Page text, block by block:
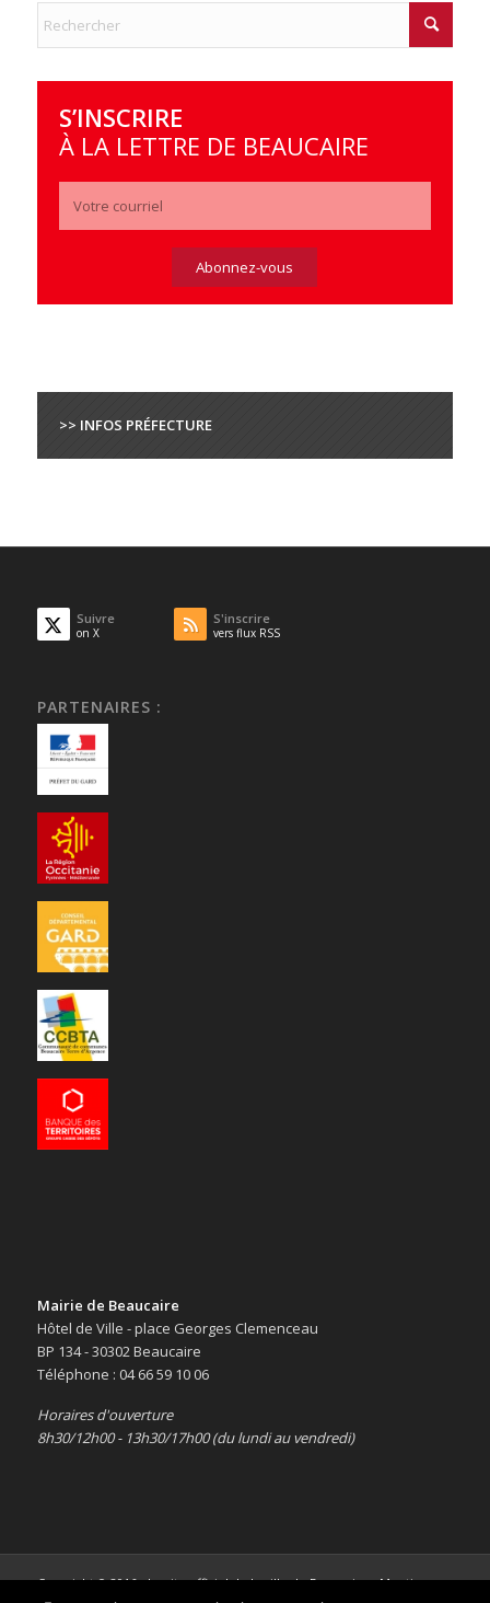
S’INSCRIRE
À LA LETTRE DE BEAUCAIRE
>> INFOS PRÉFECTURE
Suivre
on X
S'inscrire
vers flux RSS
PARTENAIRES :
Mairie de Beaucaire
Hôtel de Ville - place Georges Clemenceau
BP 134 - 30302 Beaucaire
Téléphone : 04 66 59 10 06
Horaires d'ouverture
8h30/12h00 - 13h30/17h00 (du lundi au vendredi)
Copyright © 2016 -Le site officiel de la ville de Beaucaire-Mentions